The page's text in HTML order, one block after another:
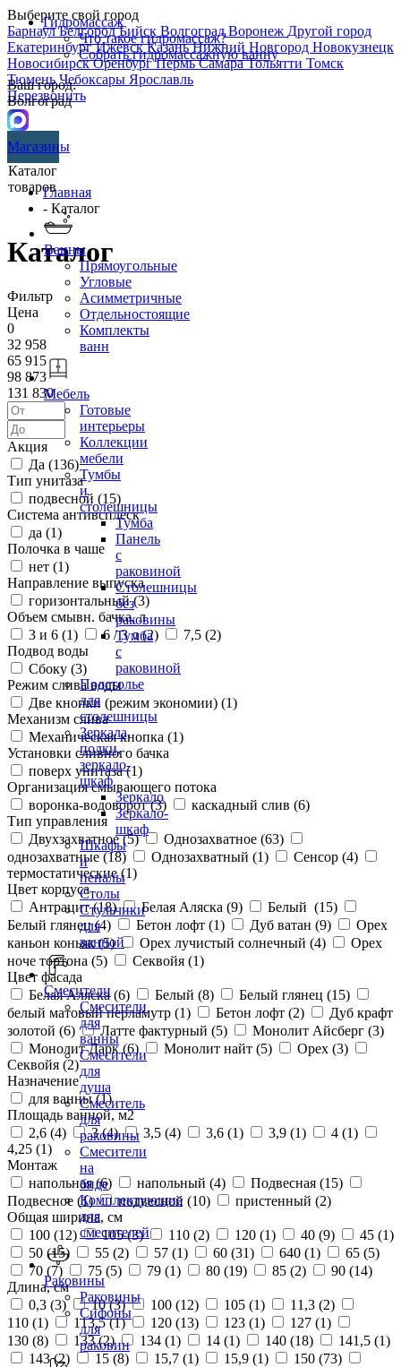
Выберите свой город
БарнаулБелгородБийск ВолгоградВоронеж Другой город
ЕкатеринбургИжевскКазаньНижний Новгород Новокузнецк
НовосибирскОренбургПермьСамараТольятти Томск
ТюменьЧебоксары Ярославль
Перезвонить
Гидромассаж
Что такое гидромассаж?
Собрать гидромассажную ванну
Ваш город:
Волгоград
Магазины
Каталог
товаров
Ванны
Прямоугольные
Угловые
Асимметричные
Отдельностоящие
Комплекты
ванн
Мебель
Готовые
интерьеры
Коллекции
мебели
Тумбы
и
столешницы
Тумба
Панель
с
раковиной
Столешницы
без
раковины
Тумба
с
раковиной
Подстолье
для
столешницы
Зеркала,
полки,
зеркало-
шкаф
Зеркало
Зеркало-
шкаф
Шкафы
и
пеналы
Столы
Стульчики
для
ванной
Смесители
Смесители
для
ванны
Смесители
для
душа
Смеситель
для
раковины
Смесители
на
биде
Комплектующие
для
смесителей
Раковины
Раковины
Сифоны
для
раковин
Главная
- Каталог
Каталог
Фильтр
Цена
0
32 958
65 915
98 873
131 830
Акция
Да (136)
Тип унитаза
подвесной (15)
Система антивсплеск
да (1)
Полочка в чаше
нет (1)
Направление выпуска
горизонтальный (3)
Объем смывн. бачка, л
3 и 6 (1) 6 / 3 л (2) 7,5 (2)
Подвод воды
Сбоку (3)
Режим слива воды
Две кнопки (режим экономии) (1)
Механизм слива
Механическая кнопка (1)
Установки сливного бачка
поверх унитаза (1)
Организация смывающего потока
воронка-водоворот (3) каскадный слив (6)
Тип управления
Двухзахватное (5) Однозахватное (63)
однозахватные (18) Однозахватный (1) Сенсор (4)
термостатические (1)
Цвет корпуса
Антрацит (18) Белая Аляска (9) Белый (15)
Белый глянец (4) Бетон лофт (1) Дуб ватан (9)
Орех
каньон коньяк (5) Орех лучистый солнечный (4)
Орех
ноче тортона (5) Секвойя (1)
Цвет фасада
Белая Аляска (6) Белый (8) Белый глянец (15)
белый матовый перламутр (1) Бетон лофт (2)
Дуб крафт
золотой (6) Латте фактурный (5) Монолит Айсберг (3)
Монолит Дарк (6) Монолит найт (5) Орех (3)
Секвойя (2)
Назначение
для ванны (1)
Площадь ванной, м2
2,6 (4) 3 (4) 3,5 (4) 3,6 (1) 3,9 (1) 4 (1)
4,25 (1)
Монтаж
напольная (6) напольный (4) Подвесная (15)
Подвесное (1) подвесной (10) пристенный (2)
Общая ширина, см
100 (12) 105 (3) 110 (2) 120 (1) 40 (9) 45 (1)
50 (15) 55 (2) 57 (1) 60 (31) 640 (1) 65 (5)
70 (7) 75 (5) 79 (1) 80 (19) 85 (2) 90 (14)
Длина, см
0,3 (3) 10 (3) 100 (12) 105 (1) 11,3 (2)
110 (1) 113,5 (1) 120 (13) 123 (1) 127 (1)
130 (8) 133 (2) 134 (1) 14 (1) 140 (18) 141,5 (1)
143 (2) 15 (8) 15,7 (1) 15,9 (1) 150 (73)